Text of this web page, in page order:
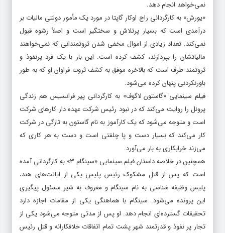
می‌افتد و آن‌ها مدام از او ماموریت‌هایی می‌خواهند که تونی
نمی‌خواهد انجام دهد.
«یورش» به کارگردانی راج اوکار گاپتا در مورد یک مأمور دولتی مالیات بر
درآمدی است که بسیار پرتلاش و سختگیر است و اصلاً رشوه قبول
نمی‌کند. تعداد زیادی از اموال مخفی شدن ثروتمندانی که نمی‌خواهند
مالیاتشان را بپردازند، کشف کرده است. این بار با یک فرد پرنفوذ و
ثروتمند طرف است که بالاخره موفق به کشف ثروت فراوان او که به طور
باورنکردنی پنهان کرده می‌شود.
فیلم سینمایی «گاستون لاگوف» به کارگردانی پیر فرانسیس هم زندگی
پرونل را روایت می‌کند که در نبود رئیس شرکت عهده دار کارهای شرکت
است و متوجه می‌شود که یک کارآموز به نام گاستون به تازگی در شرکت
کار می‌کند که بسیار دست و پا چلفتی است و دست به هر کاری که
می‌زند خرابکاری به بار می‌آورد.
همچنین در خلاصه داستان فیلم سینمایی «سینگام ۳» به کارگردانی آمده
است که پس از قتل مشکوک رئیس پلیس یکی از ایالت‌های هند،
پلیس وظیفه شناسی به نام سینگام و معروف به شیر مسئول پیگیری
این پرونده می‌شود. سینگام با هماهنگی یکی از مقامات اجازه دارد
تحقیقات گسترده‌ای انجام دهد. او پس از مدتی متوجه می‌شود یکی از